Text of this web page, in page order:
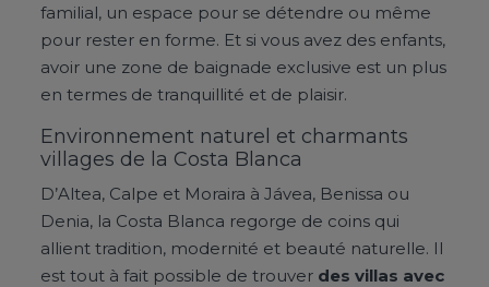
familial, un espace pour se détendre ou même
pour rester en forme. Et si vous avez des enfants,
avoir une zone de baignade exclusive est un plus
en termes de tranquillité et de plaisir.
Environnement naturel et charmants
villages de la Costa Blanca
D’Altea, Calpe et Moraira à Jávea, Benissa ou
Denia, la Costa Blanca regorge de coins qui
allient tradition, modernité et beauté naturelle. Il
est tout à fait possible de trouver des villas avec